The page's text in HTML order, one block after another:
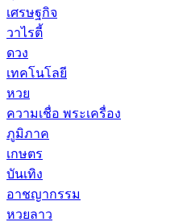
เศรษฐกิจ
วาไรตี้
ดวง
เทคโนโลยี
หวย
ความเชื่อ พระเครื่อง
ภูมิภาค
เกษตร
บันเทิง
อาชญากรรม
หวยลาว